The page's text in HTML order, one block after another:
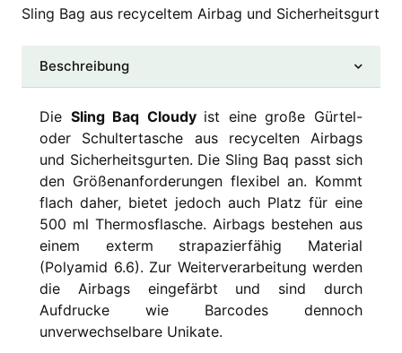
Sling Bag aus recyceltem Airbag und Sicherheitsgurt
Beschreibung
Die Sling Baq Cloudy ist eine große Gürtel-
oder Schultertasche aus recycelten Airbags
und Sicherheitsgurten. Die Sling Baq passt sich
den Größenanforderungen flexibel an. Kommt
flach daher, bietet jedoch auch Platz für eine
500 ml Thermosflasche. Airbags bestehen aus
einem exterm strapazierfähig Material
(Polyamid 6.6). Zur Weiterverarbeitung werden
die Airbags eingefärbt und sind durch
Aufdrucke wie Barcodes dennoch
unverwechselbare Unikate.